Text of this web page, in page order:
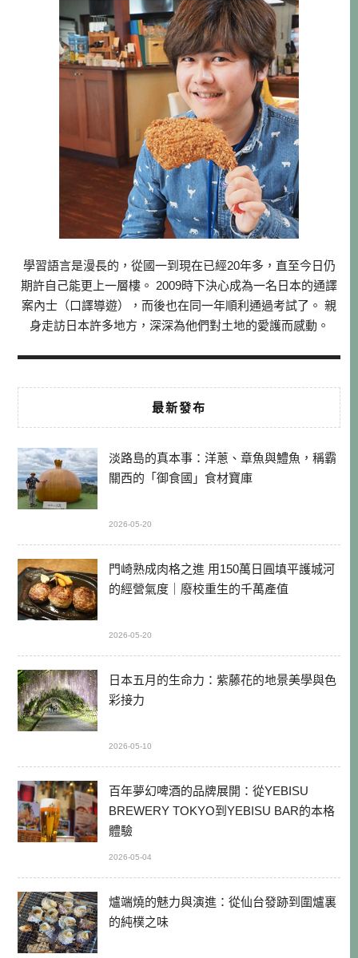
學習語言是漫長的，從國一到現在已經20年多，直至今日仍
期許自己能更上一層樓。 2009時下決心成為一名日本的通譯
案內士（口譯導遊），而後也在同一年順利通過考試了。 親
身走訪日本許多地方，深深為他們對土地的愛護而感動。
最新發布
淡路島的真本事：洋蔥、章魚與鱧魚，稱霸
關西的「御食國」食材寶庫
2026-05-20
門崎熟成肉格之進 用150萬日圓填平護城河
的經營氣度｜廢校重生的千萬產值
2026-05-20
日本五月的生命力：紫藤花的地景美學與色
彩接力
2026-05-10
百年夢幻啤酒的品牌展開：從YEBISU
BREWERY TOKYO到YEBISU BAR的本格
體驗
2026-05-04
爐端燒的魅力與演進：從仙台發跡到圍爐裏
的純樸之味